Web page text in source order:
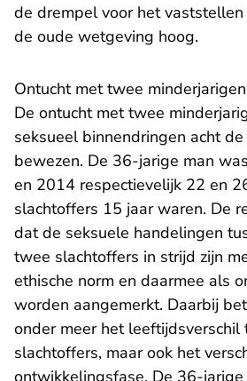
de drempel voor het
de oude wetgeving hoog.
Ontucht met twee minderjarigen
De ontucht met twee
seksueel binnendringen acht
bewezen. De 36-jarige man
en 2014 respectievelijk 22 en
slachtoffers 15 jaar waren. De
dat de seksuele handelingen
twee slachtoffers in strijd zijn
ethische norm en daarmee als
worden aangemerkt. Daarbij
onder meer het leeftijdsverschil
slachtoffers, maar ook het
ontwikkelingsfase. De 36-